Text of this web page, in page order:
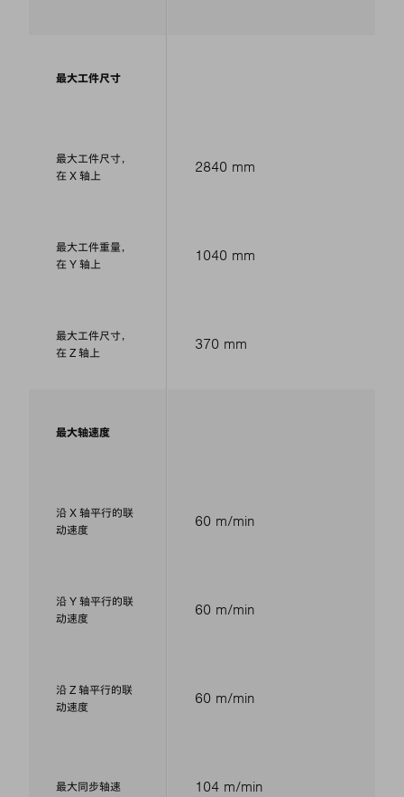
最大工件尺寸
最大工件尺寸，
在 X 轴上
最大工件重量，
在 Y 轴上
最大工件尺寸，
在 Z 轴上
最大轴速度
沿 X 轴平行的联
动速度
沿 Y 轴平行的联
动速度
沿 Z 轴平行的联
动速度
最大同步轴速
2840 mm
1040 mm
370 mm
60 m/min
60 m/min
60 m/min
104 m/min